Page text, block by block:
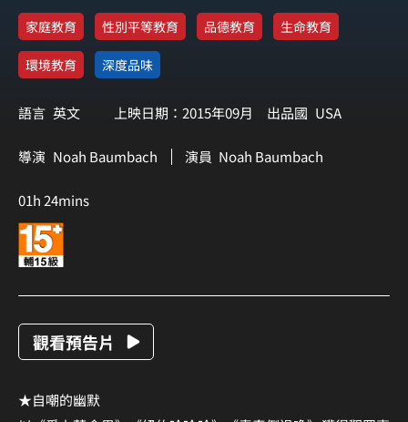
家庭教育 性別平等教育 品德教育 生命教育
環境教育 深度品味
語言 英文 上映日期：2015年09月 出品國 USA
導演 Noah Baumbach 演員 Noah Baumbach
01h 24mins
觀看預告片
★自嘲的幽默